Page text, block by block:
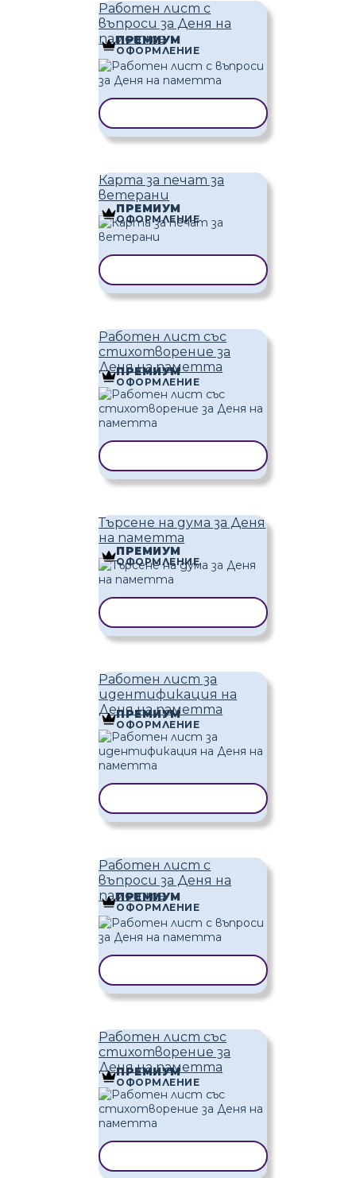
Работен лист с
въпроси за Деня на
паметта
ПРЕМИУМ
ОФОРМЛЕНИЕ
Карта за печат за
ветерани
ПРЕМИУМ
ОФОРМЛЕНИЕ
Работен лист със
стихотворение за
Деня на паметта
ПРЕМИУМ
ОФОРМЛЕНИЕ
Търсене на дума за Деня
на паметта
ПРЕМИУМ
ОФОРМЛЕНИЕ
Работен лист за
идентификация на
Деня на паметта
ПРЕМИУМ
ОФОРМЛЕНИЕ
Работен лист с
въпроси за Деня на
паметта
ПРЕМИУМ
ОФОРМЛЕНИЕ
Работен лист със
стихотворение за
Деня на паметта
ПРЕМИУМ
ОФОРМЛЕНИЕ